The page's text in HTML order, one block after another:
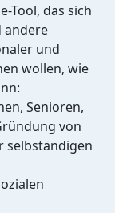
Tool, das sich
andere
und
wollen, wie
Senioren,
von
selbständigen